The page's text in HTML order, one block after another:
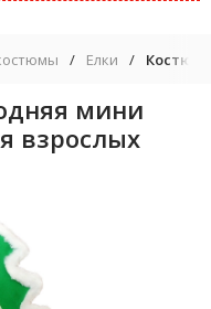
/ Елки / Костюм
мини
взрослых